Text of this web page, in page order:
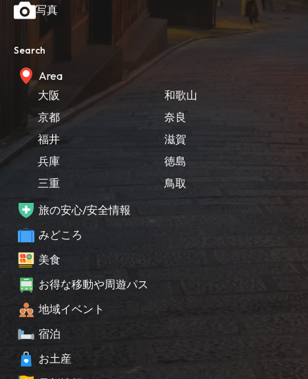
写真
Search
Area
大阪
京都
福井
兵庫
三重
和歌山
奈良
滋賀
徳島
鳥取
旅の安心/安全情報
みどころ
美食
お得な移動や周遊パス
地域イベント
宿泊
お土産